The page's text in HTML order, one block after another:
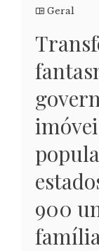
Geral
900